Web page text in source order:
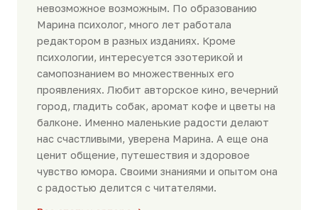
невозможное возможным. По образованию
Марина психолог, много лет работала
редактором в разных изданиях. Кроме
психологии, интересуется эзотерикой и
самопознанием во множественных его
проявлениях. Любит авторское кино, вечерний
город, гладить собак, аромат кофе и цветы на
балконе. Именно маленькие радости делают
нас счастливыми, уверена Марина. А еще она
ценит общение, путешествия и здоровое
чувство юмора. Своими знаниями и опытом она
с радостью делится с читателями.